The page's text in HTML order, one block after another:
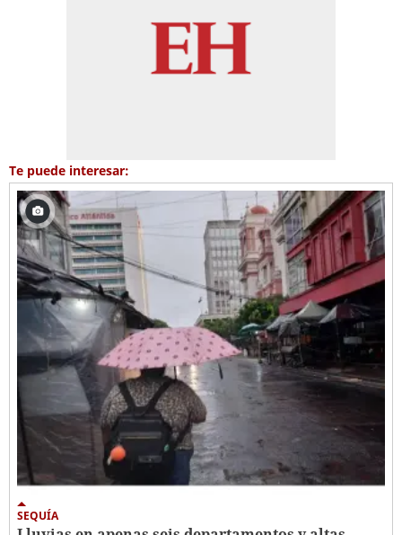
Te puede interesar:
SEQUÍA